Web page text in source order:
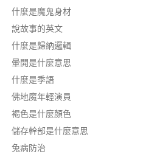
什麼是魔鬼身材
說故事的英文
什麼是歸納邏輯
暈開是什麼意思
什麼是季語
佛地魔年輕演員
褐色是什麼顏色
儲存幹部是什麼意思
兔病防治